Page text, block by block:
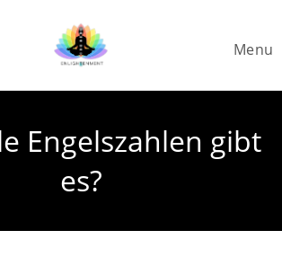
Menu
Engelszahlen gibt
es?